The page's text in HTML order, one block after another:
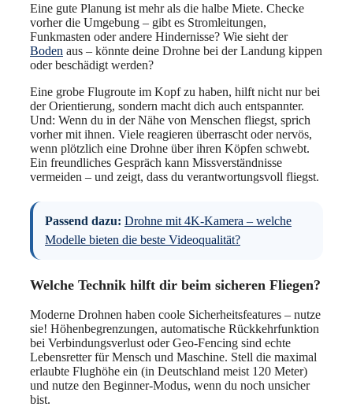
Eine gute Planung ist mehr als die halbe Miete. Checke
vorher die Umgebung – gibt es Stromleitungen,
Funkmasten oder andere Hindernisse? Wie sieht der
Boden aus – könnte deine Drohne bei der Landung kippen
oder beschädigt werden?
Eine grobe Flugroute im Kopf zu haben, hilft nicht nur bei
der Orientierung, sondern macht dich auch entspannter.
Und: Wenn du in der Nähe von Menschen fliegst, sprich
vorher mit ihnen. Viele reagieren überrascht oder nervös,
wenn plötzlich eine Drohne über ihren Köpfen schwebt.
Ein freundliches Gespräch kann Missverständnisse
vermeiden – und zeigt, dass du verantwortungsvoll fliegst.
Passend dazu: Drohne mit 4K-Kamera – welche
Modelle bieten die beste Videoqualität?
Welche Technik hilft dir beim sicheren Fliegen?
Moderne Drohnen haben coole Sicherheitsfeatures – nutze
sie! Höhenbegrenzungen, automatische Rückkehrfunktion
bei Verbindungsverlust oder Geo-Fencing sind echte
Lebensretter für Mensch und Maschine. Stell die maximal
erlaubte Flughöhe ein (in Deutschland meist 120 Meter)
und nutze den Beginner-Modus, wenn du noch unsicher
bist.